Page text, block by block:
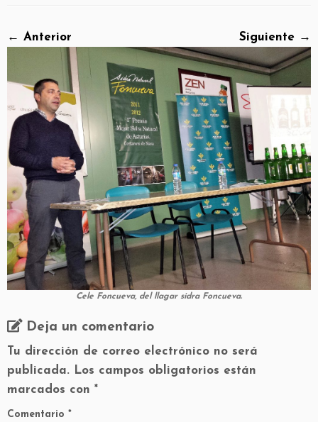
← Anterior Siguiente →
Cele Foncueva, del llagar sidra Foncueva.
Deja un comentario
Tu dirección de correo electrónico no será
publicada. Los campos obligatorios están
marcados con *
Comentario *